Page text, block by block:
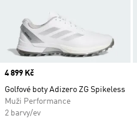
Price
4 899 Kč
Golfové boty Adizero ZG Spikeless
Muži Performance
2 barvy/ev